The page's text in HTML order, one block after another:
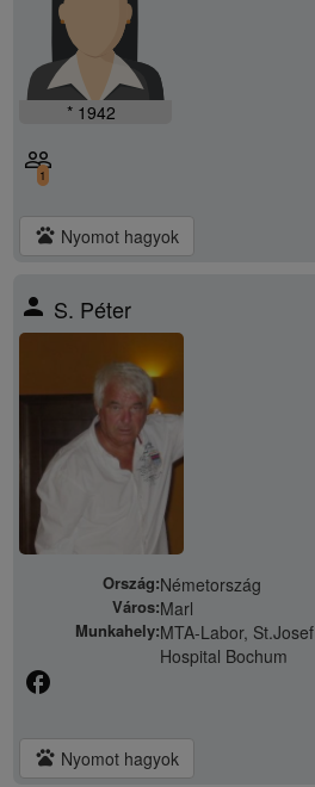
* 1942
people_outline
1
pets Nyomot hagyok
person S. Péter
Ország:Németország
Város:Marl
Munkahely:MTA-Labor, St.Josef
Hospital Bochum
facebook
pets Nyomot hagyok